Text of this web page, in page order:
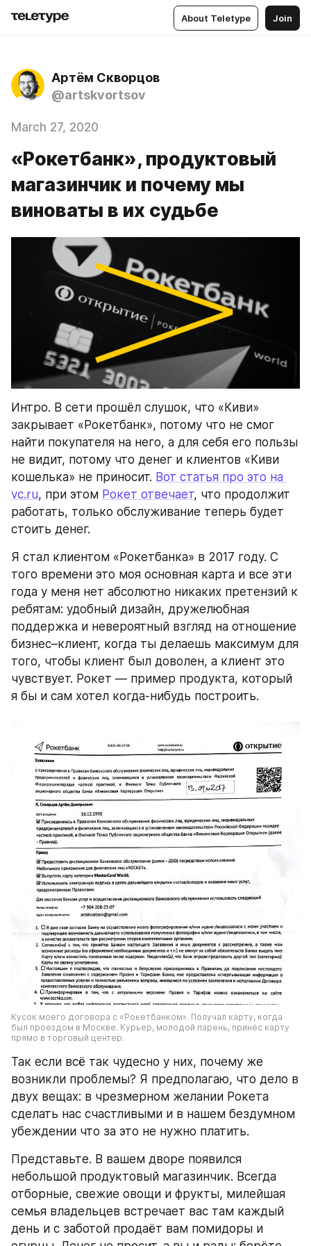
About Teletype Join
Артём Скворцов
@artskvortsov
March 27, 2020
«Рокетбанк», продуктовый
магазинчик и почему мы
виноваты в их судьбе
Интро. В сети прошёл слушок, что «Киви»
закрывает «Рокетбанк», потому что не смог
найти покупателя на него, а для себя его пользы
не видит, потому что денег и клиентов «Киви
кошелька» не приносит. Вот статья про это на
vc.ru, при этом Рокет отвечает, что продолжит
работать, только обслуживание теперь будет
стоить денег.
Я стал клиентом «Рокетбанка» в 2017 году. С
того времени это моя основная карта и все эти
года у меня нет абсолютно никаких претензий к
ребятам: удобный дизайн, дружелюбная
поддержка и невероятный взгляд на отношение
бизнес–клиент, когда ты делаешь максимум для
того, чтобы клиент был доволен, а клиент это
чувствует. Рокет — пример продукта, который
я бы и сам хотел когда-нибудь построить.
Кусок моего договора с «Рокетбанком». Получал карту, когда
был проездом в Москве. Курьер, молодой парень, принёс карту
прямо в торговый центер.
Так если всё так чудесно у них, почему же
возникли проблемы? Я предполагаю, что дело в
двух вещах: в чрезмерном желании Рокета
сделать нас счастливыми и в нашем бездумном
убеждении что за это не нужно платить.
Представьте. В вашем дворе появился
небольшой продуктовый магазинчик. Всегда
отборные, свежие овощи и фрукты, милейшая
семья владельцев встречает вас там каждый
день и с заботой продаёт вам помидоры и